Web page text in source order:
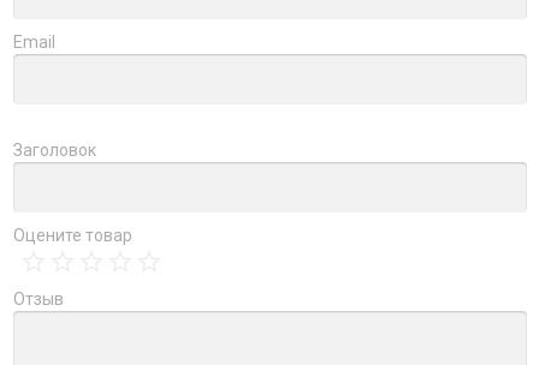
Email
Заголовок
Оцените товар
Отзыв